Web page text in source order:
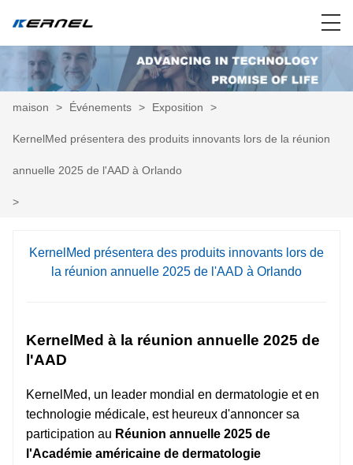
maison > Événements > Exposition >
KernelMed présentera des produits innovants lors de la réunion
annuelle 2025 de l'AAD à Orlando
>
KernelMed présentera des produits innovants lors de
la réunion annuelle 2025 de l'AAD à Orlando
KernelMed à la réunion annuelle 2025 de
l'AAD
KernelMed, un leader mondial en dermatologie et en
technologie médicale, est heureux d'annoncer sa
participation au Réunion annuelle 2025 de
l'Académie américaine de dermatologie